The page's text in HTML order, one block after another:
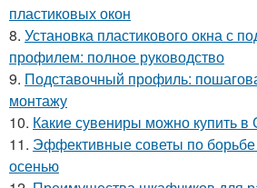
пластиковых окон
8. Установка пластикового окна с
профилем: полное руководство
9. Подставочный профиль:
монтажу
10. Какие сувениры можно купить в
11. Эффективные советы по борьбе
осенью